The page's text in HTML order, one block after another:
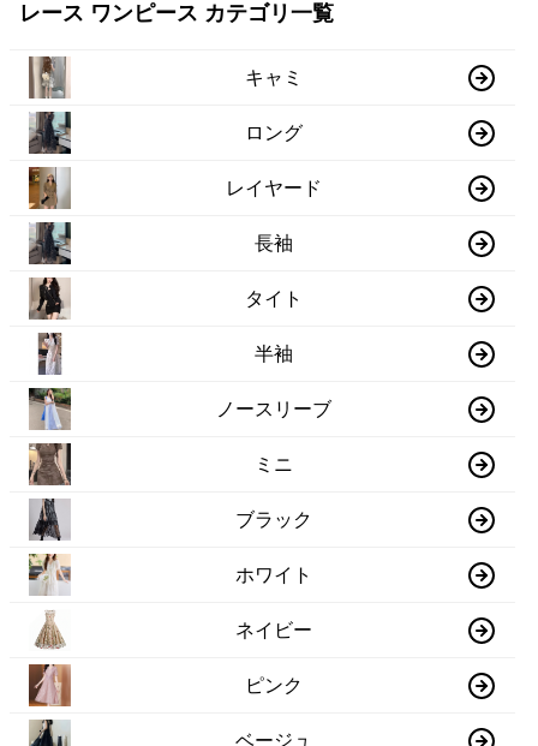
レース ワンピース カテゴリ一覧
キャミ
ロング
レイヤード
長袖
タイト
半袖
ノースリーブ
ミニ
ブラック
ホワイト
ネイビー
ピンク
ベージュ